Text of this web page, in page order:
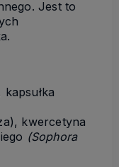
Jest to
kapsułka
kwercetyna
(Sophora